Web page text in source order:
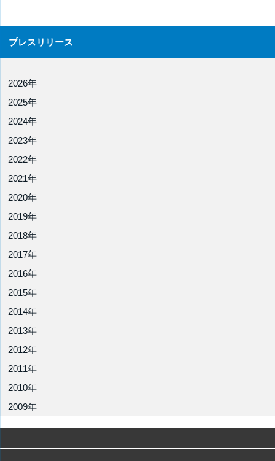
プレスリリース
2026年
2025年
2024年
2023年
2022年
2021年
2020年
2019年
2018年
2017年
2016年
2015年
2014年
2013年
2012年
2011年
2010年
2009年